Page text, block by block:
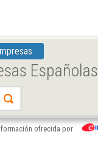
Españolas
ofrecida por